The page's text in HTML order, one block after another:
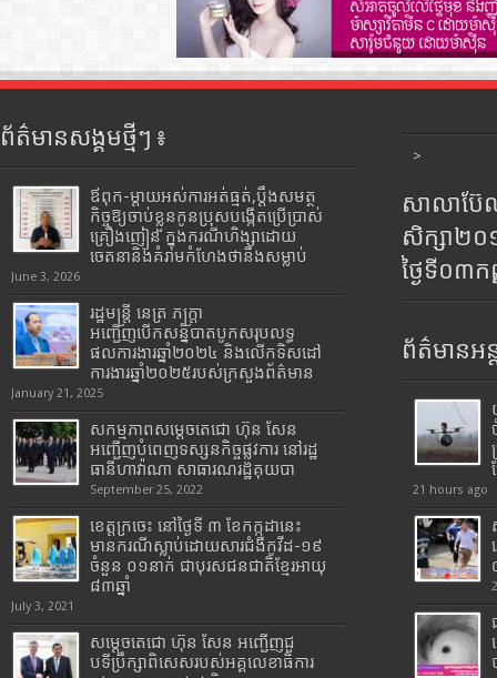
ព័ត៌មានសង្គមថ្មីៗ ៖
ឪពុក-ម្ដាយអស់ការអត់ធ្មត់,ប្ដឹងសមត្ថ
កិច្ចឱ្យចាប់ខ្លួនកូនប្រុសបង្កើតប្រើប្រាស់
គ្រឿងញៀន ក្នុងករណីហិង្សាដោយ
ចេតនានិងគំរាមកំហែងថានឹងសម្លាប់
June 3, 2026
រដ្ឋមន្រ្តី​ នេត្រ​ ភក្ត្រា​
អញ្ជើញបើកសន្និបាតបូកសរុបលទ្ធ
ផលការងារឆ្នាំ២០២៤ និងលើកទិសដៅ
ការងារឆ្នាំ២០២៥របស់​ក្រសួង​ព័ត៌មាន​
January 21, 2025
សកម្មភាពសម្តេចតេជោ ហ៊ុន សែន
អញ្ជើញបំពេញទស្សនកិច្ចផ្លូវការ នៅរដ្ឋ
ធានីហាវ៉ាណា សាធារណរដ្ឋគុយបា
September 25, 2022
ខេត្តក្រចេះ នៅថ្ងៃទី ៣ ខែកក្កដានេះ
មានករណីស្លាប់ដោយសារជំងឺកូវីដ-១៩
ចំនួន ០១នាក់ ជាបុរសជនជាតិខ្មែរអាយុ
៨៣ឆ្នាំ
July 3, 2021
សម្តេចតេជោ ហ៊ុន សែន អញ្ជើញជួ
បទីប្រឹក្សាពិសេសរបស់អគ្គលេខាធិការ
>
សាលាប៊ែ
សិក្សា២
ថ្ងៃទី០៣
ព័ត៌មានអន្
21 hours ago